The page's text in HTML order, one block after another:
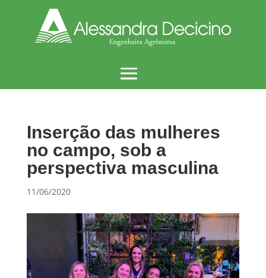
Inserção das mulheres
no campo, sob a
perspectiva masculina
11/06/2020